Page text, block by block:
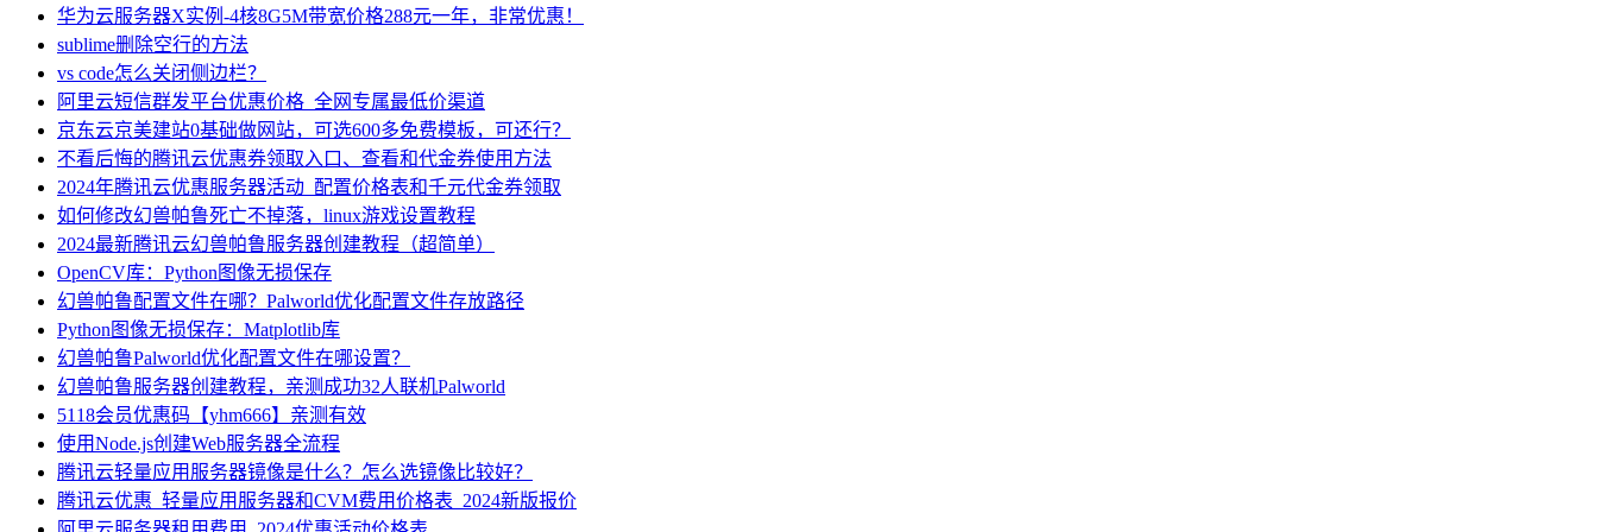
华为云服务器X实例-4核8G5M带宽价格288元一年，非常优惠！
sublime删除空行的方法
vs code怎么关闭侧边栏？
阿里云短信群发平台优惠价格_全网专属最低价渠道
京东云京美建站0基础做网站，可选600多免费模板，可还行？
不看后悔的腾讯云优惠券领取入口、查看和代金券使用方法
2024年腾讯云优惠服务器活动_配置价格表和千元代金券领取
如何修改幻兽帕鲁死亡不掉落，linux游戏设置教程
2024最新腾讯云幻兽帕鲁服务器创建教程（超简单）
OpenCV库：Python图像无损保存
幻兽帕鲁配置文件在哪？Palworld优化配置文件存放路径
Python图像无损保存：Matplotlib库
幻兽帕鲁Palworld优化配置文件在哪设置？
幻兽帕鲁服务器创建教程，亲测成功32人联机Palworld
5118会员优惠码【yhm666】亲测有效
使用Node.js创建Web服务器全流程
腾讯云轻量应用服务器镜像是什么？怎么选镜像比较好？
腾讯云优惠_轻量应用服务器和CVM费用价格表_2024新版报价